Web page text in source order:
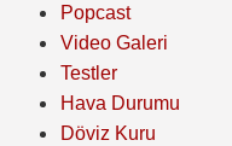
Popcast
Video Galeri
Testler
Hava Durumu
Döviz Kuru